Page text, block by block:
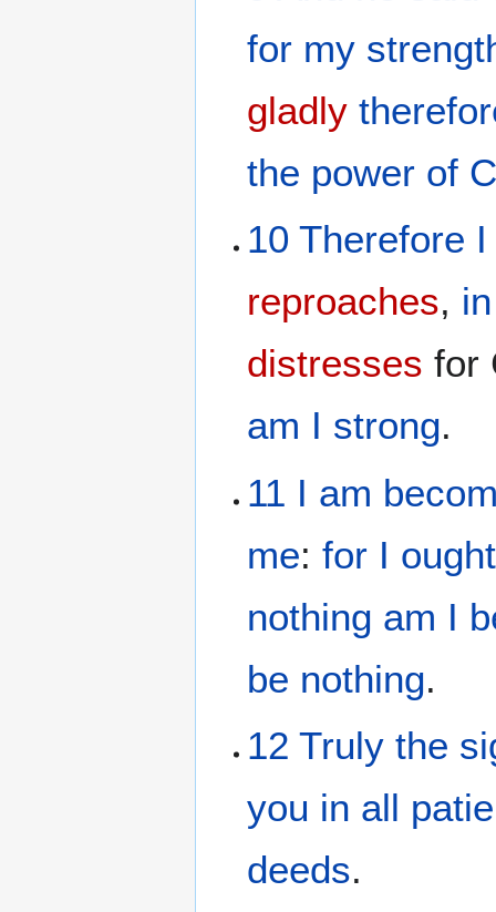
for my
gladly
the power of
10 Therefore
reproaches, in
distresses for
am I strong.
11 I am
me:for I ought
nothing am I
be nothing.
12 Truly the
you in all
deeds.